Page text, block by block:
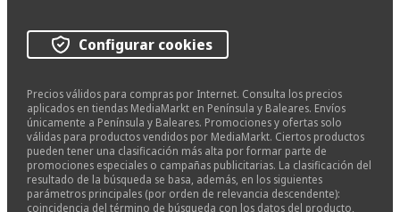
Configurar cookies
Precios válidos para compras por Internet. Consulta los precios
aplicados en tiendas MediaMarkt en Península y Baleares. Envíos
únicamente a Península y Baleares. Promociones y ofertas solo
válidas para productos vendidos por MediaMarkt. Ciertos productos
pueden tener una clasificación más alta por formar parte de
promociones especiales o campañas publicitarias. La clasificación del
resultado de la búsqueda se basa, además, en los siguientes
parámetros principales (por orden de relevancia descendente):
coincidencia del término de búsqueda con los datos del producto,